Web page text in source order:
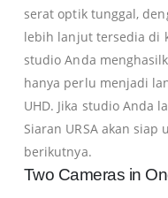
serat optik tunggal,
lebih lanjut tersedia di
studio Anda
hanya perlu menjadi
UHD. Jika studio Anda
Siaran URSA akan
berikutnya.
Two Cameras in